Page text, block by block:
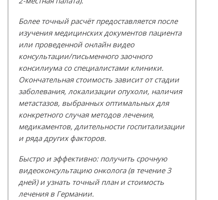
Более точный расчёт предоставляется после
изучения медицинских документов пациента
или проведенной онлайн видео
консультации/письменного заочного
консилиума со специалистами клиники.
Окончательная стоимость зависит от стадии
заболевания, локализации опухоли, наличия
метастазов, выбранных оптимальных для
конкретного случая методов лечения,
медикаментов, длительности госпитализации
и ряда других факторов.
Быстро и эффективно: получить срочную
видеоконсультацию онколога (в течение 3
дней) и узнать точный план и стоимость
лечения в Германии.